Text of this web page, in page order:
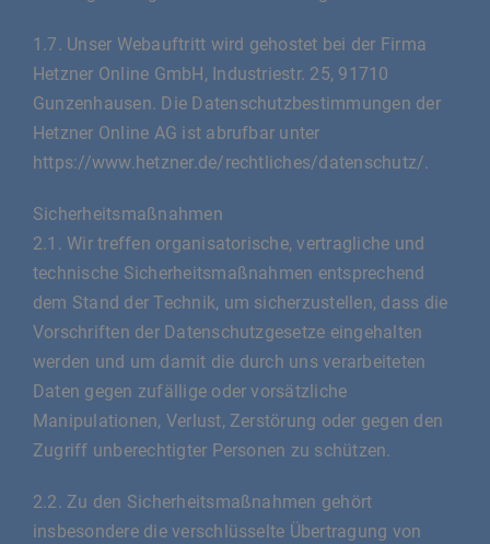
1.7. Unser Webauftritt wird gehostet bei der Firma
Hetzner Online GmbH, Industriestr. 25, 91710
Gunzenhausen. Die Datenschutzbestimmungen der
Hetzner Online AG ist abrufbar unter
https://www.hetzner.de/rechtliches/datenschutz/.
Sicherheitsmaßnahmen
2.1. Wir treffen organisatorische, vertragliche und
technische Sicherheitsmaßnahmen entsprechend
dem Stand der Technik, um sicherzustellen, dass die
Vorschriften der Datenschutzgesetze eingehalten
werden und um damit die durch uns verarbeiteten
Daten gegen zufällige oder vorsätzliche
Manipulationen, Verlust, Zerstörung oder gegen den
Zugriff unberechtigter Personen zu schützen.
2.2. Zu den Sicherheitsmaßnahmen gehört
insbesondere die verschlüsselte Übertragung von